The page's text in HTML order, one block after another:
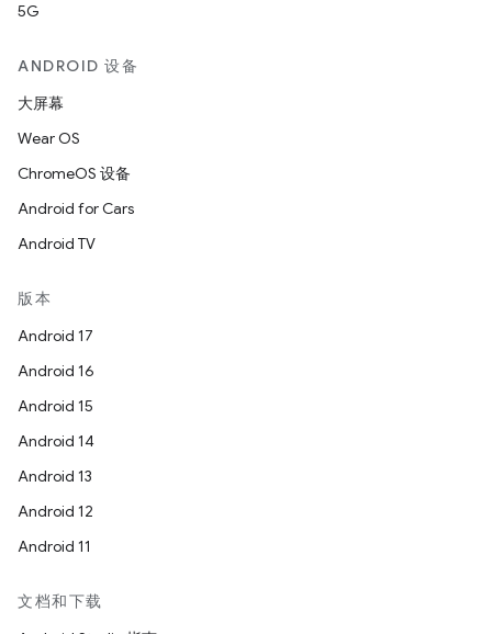
5G
ANDROID 设备
大屏幕
Wear OS
ChromeOS 设备
Android for Cars
Android TV
版本
Android 17
Android 16
Android 15
Android 14
Android 13
Android 12
Android 11
文档和下载